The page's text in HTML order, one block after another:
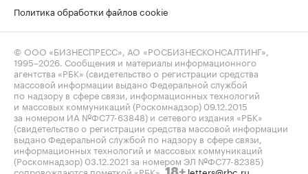
Политика обработки файлов cookie
© ООО «БИЗНЕСПРЕСС», АО «РОСБИЗНЕСКОНСАЛТИНГ»,
1995–2026 . Сообщения и материалы информационного
агентства «РБК» (свидетельство о регистрации средства
массовой информации выдано Федеральной службой
по надзору в сфере связи, информационных технологий
и массовых коммуникаций (Роскомнадзор) 09.12.2015
за номером ИА №ФС77-63848) и сетевого издания «РБК»
(свидетельство о регистрации средства массовой информации
выдано Федеральной службой по надзору в сфере связи,
информационных технологий и массовых коммуникаций
(Роскомнадзор) 03.12.2021 за номером ЭЛ №ФС77-82385)
сопровождаются пометкой «РБК».
letters@rbc.ru